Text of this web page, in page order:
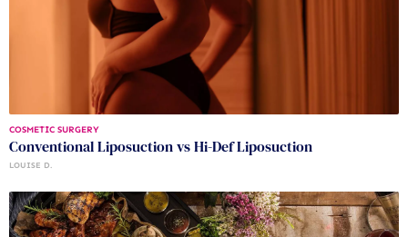
COSMETIC SURGERY
Conventional Liposuction vs Hi-Def Liposuction
LOUISE D.